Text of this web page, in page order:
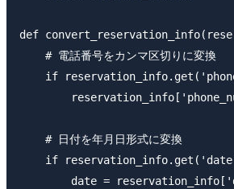
def
    # 電話番号をカンマ区切りに変換
if
    # 日付を年月日形式に変換
if
date =